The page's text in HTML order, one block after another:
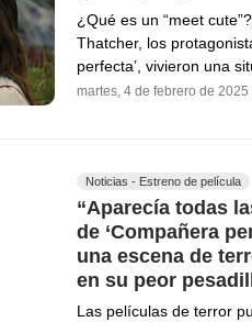
¿Qué es un “meet
Thatcher, los
perfecta’, vivieron una
martes, 4 de febrero de 2025
Noticias - Estreno de película
“Aparecía todas
de ‘Compañera
una escena de
en su peor
Las películas de terror